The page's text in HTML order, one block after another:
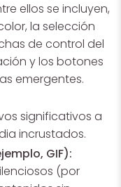
ellos se incluyen,
la selección
de control del
y los botones
emergentes.
significativos a
incrustados.
GIF):
(por